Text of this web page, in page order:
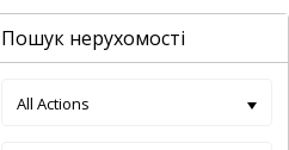
Пошук нерухомості
All Actions